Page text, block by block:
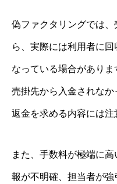
偽ファクタリングでは
ら、実際には利用者に
なっている場合がありま
売掛先から入金されな
返金を求める内容には注
また、手数料が極端に
報が不明確、担当者が